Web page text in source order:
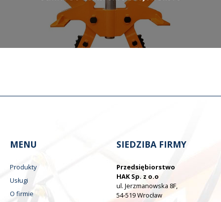
MENU
Produkty
Usługi
O firmie
SIEDZIBA FIRMY
Przedsiębiorstwo
HAK Sp. z o.o
ul. Jerzmanowska 8F,
54-519 Wrocław